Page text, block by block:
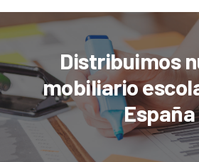
Distribuimos
mobiliario
España